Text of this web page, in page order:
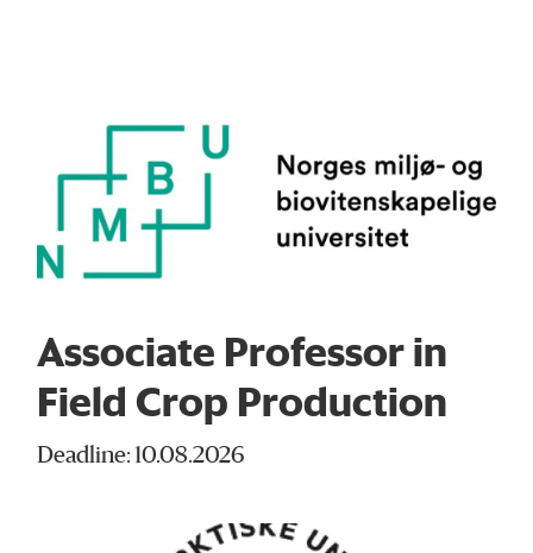
Associate Professor in
Field Crop Production
Deadline: 10.08.2026